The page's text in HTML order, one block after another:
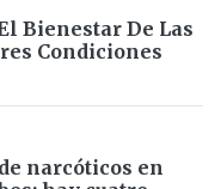
Bienestar De Las
Condiciones
narcóticos en